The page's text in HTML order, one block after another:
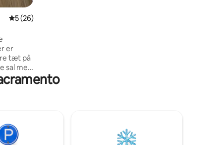
5 ud af 5 i gennemsnitlig bedømmelse, 26 omtaler
5 (26)
er
tæt på
sal med
lyst,
slappe